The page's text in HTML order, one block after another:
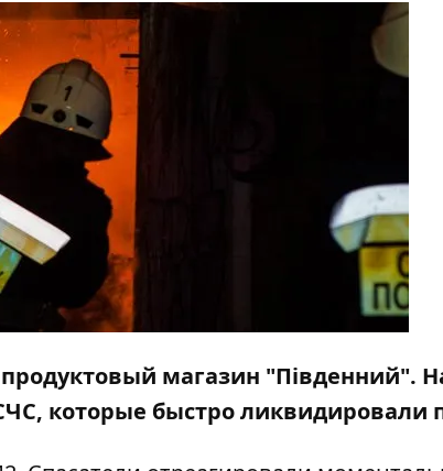
магазин "Південний".
которые быстро ликвидировали